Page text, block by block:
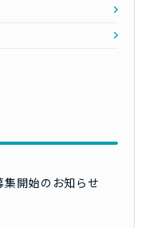
集開始のお知らせ